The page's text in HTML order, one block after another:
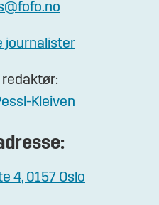
journalister
Kleiven
4, 0157 Oslo